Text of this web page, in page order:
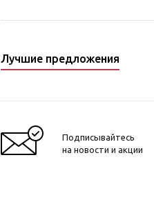
Лучшие предложения
Подписывайтесь
на новости и акции